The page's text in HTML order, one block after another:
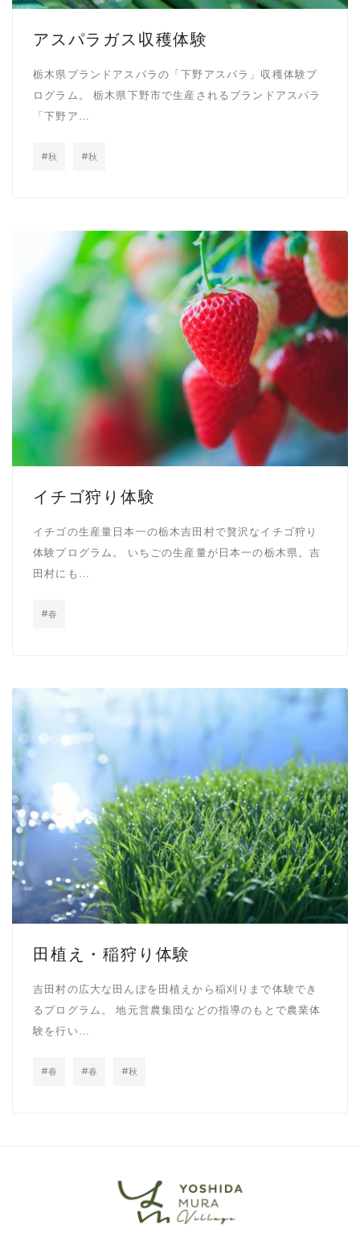
アスパラガス収穫体験
栃木県ブランドアスパラの「下野アスパラ」収穫体験プ
ログラム。 栃木県下野市で生産されるブランドアスパラ
「下野ア…
秋 秋
イチゴ狩り体験
イチゴの生産量日本一の栃木吉田村で贅沢なイチゴ狩り
体験プログラム。 いちごの生産量が日本一の栃木県。吉
田村にも…
春
田植え・稲狩り体験
吉田村の広大な田んぼを田植えから稲刈りまで体験でき
るプログラム。 地元営農集団などの指導のもとで農業体
験を行い…
春 春 秋